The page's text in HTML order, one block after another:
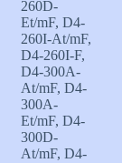
260D-
Et/mF,D4-
260I-At/mF,
D4-260I-F,
D4-300A-
At/mF,D4-
300A-
Et/mF,D4-
300D-
At/mF,D4-